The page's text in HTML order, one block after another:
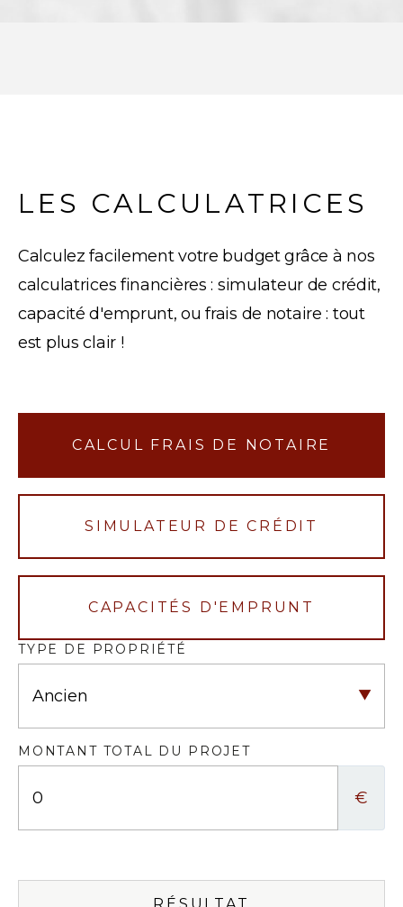
LES CALCULATRICES
Calculez facilement votre budget grâce à nos
calculatrices financières : simulateur de crédit,
capacité d'emprunt, ou frais de notaire : tout
est plus clair !
CALCUL FRAIS DE NOTAIRE
SIMULATEUR DE CRÉDIT
CAPACITÉS D'EMPRUNT